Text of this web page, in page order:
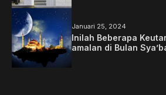
Januari 25, 2024
Inilah Beberapa
amalan di Bulan